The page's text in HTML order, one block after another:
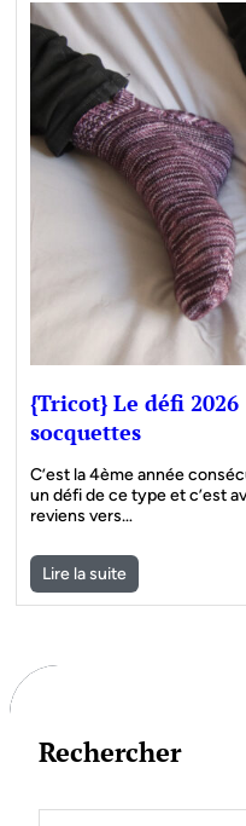
{Tricot} Le défi
socquettes
C’est la 4ème année
un défi de ce type et c’est
reviens vers…
Lire la suite
Rechercher